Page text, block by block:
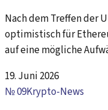
Nach dem Treffen der
optimistisch für
auf eine mögliche
19. Juni 2026
№09Krypto-News